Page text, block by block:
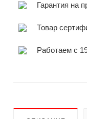
Гарантия на
Товар
Работаем с